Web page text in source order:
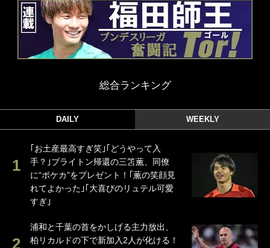
総合ランキング
DAILY WEEKLY
｢お土産最高すぎ笑｣｢どうやって入
手？｣ブライトン帰還の三笘薫、同僚
に“ポケカ”をプレゼント！｢薫の笑顔見
れてよかった｣｢大喜びのリュテル可愛
すぎ｣
浦和と千葉の首をかしげる主力放出、
柏リカルドの下で新加入2人が化ける！